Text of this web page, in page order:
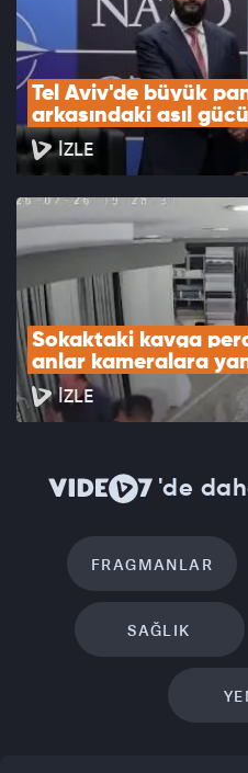
Tel Aviv'de büyük
arkasındaki asıl
İZLE
Sokaktaki kavga
anlar kameralara
İZLE
'de
FRAGMANLAR
SAĞLIK